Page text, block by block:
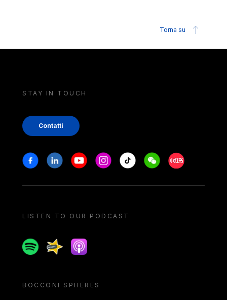
Torna su
STAY IN TOUCH
Contatti
Stay in touch
FacebookLinkedinYoutubeInstagram
Tiktok WeechatXiaohongshu/
LISTEN TO OUR PODCAST
SpotifySpreakerApple podcast
BOCCONI SPHERES